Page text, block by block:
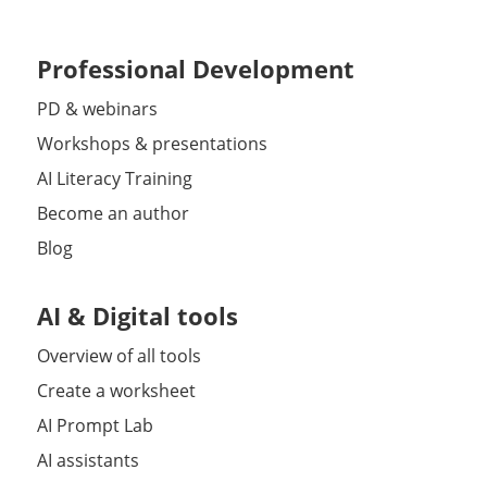
Professional Development
PD & webinars
Workshops & presentations
AI Literacy Training
Become an author
Blog
AI & Digital tools
Overview of all tools
Create a worksheet
AI Prompt Lab
AI assistants